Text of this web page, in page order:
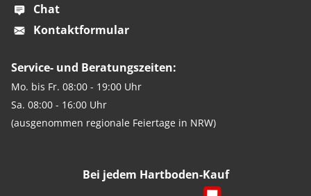
Chat
Kontaktformular
Service- und Beratungszeiten:
Mo. bis Fr. 08:00 - 19:00 Uhr
Sa. 08:00 - 16:00 Uhr
(ausgenommen regionale Feiertage in NRW)
Bei jedem Hartboden-Kauf